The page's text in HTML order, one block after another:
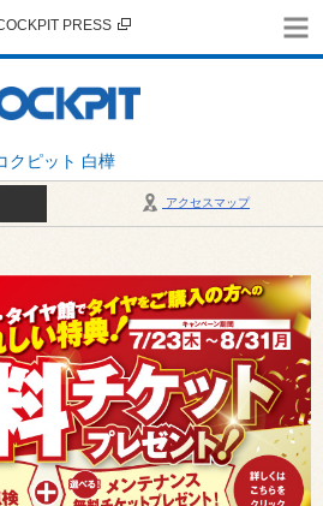
クピット 白樺
PRESS
アクセスマップ
/ 定休日：7月定休日 1日、7日、8日、14日、15日、21